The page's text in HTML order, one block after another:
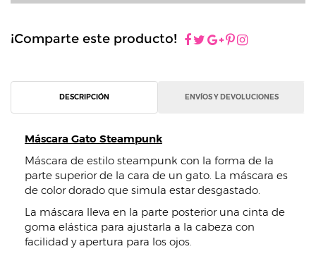
¡Comparte este producto!
DESCRIPCIÓN ENVÍOS Y DEVOLUCIONES
Máscara Gato Steampunk
Máscara de estilo steampunk con la forma de la
parte superior de la cara de un gato. La máscara es
de color dorado que simula estar desgastado.
La máscara lleva en la parte posterior una cinta de
goma elástica para ajustarla a la cabeza con
facilidad y apertura para los ojos.